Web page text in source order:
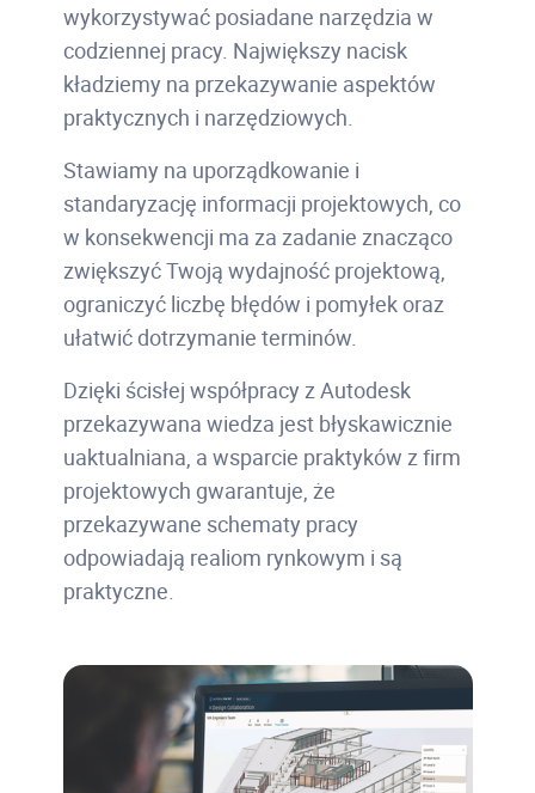
wykorzystywać posiadane narzędzia w
codziennej pracy. Największy nacisk
kładziemy na przekazywanie aspektów
praktycznych i narzędziowych.
Stawiamy na uporządkowanie i
standaryzację informacji projektowych, co
w konsekwencji ma za zadanie znacząco
zwiększyć Twoją wydajność projektową,
ograniczyć liczbę błędów i pomyłek oraz
ułatwić dotrzymanie terminów.
Dzięki ścisłej współpracy z Autodesk
przekazywana wiedza jest błyskawicznie
uaktualniana, a wsparcie praktyków z firm
projektowych gwarantuje, że
przekazywane schematy pracy
odpowiadają realiom rynkowym i są
praktyczne.